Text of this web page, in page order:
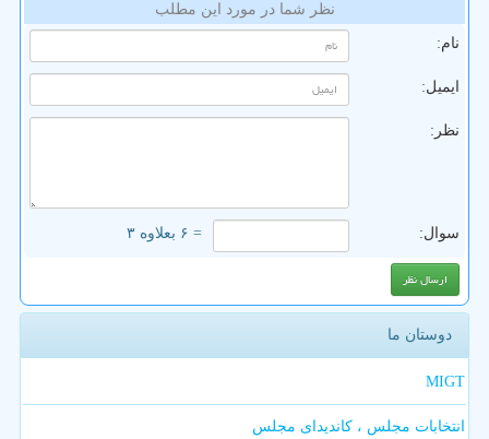
نظر شما در مورد این مطلب
نام:
ایمیل:
نظر:
سوال: = ۶ بعلاوه ۳
دوستان ما
MIGT
انتخابات مجلس ، کاندیدای مجلس